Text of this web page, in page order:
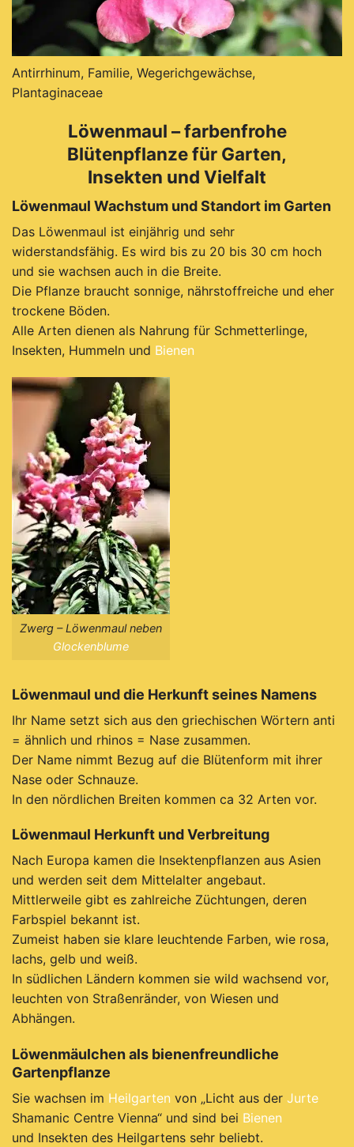
Antirrhinum, Familie, Wegerichgewächse,
Plantaginaceae
Löwenmaul – farbenfrohe
Blütenpflanze für Garten,
Insekten und Vielfalt
Löwenmaul Wachstum und Standort im Garten
Das Löwenmaul ist einjährig und sehr
widerstandsfähig. Es wird bis zu 20 bis 30 cm hoch
und sie wachsen auch in die Breite.
Die Pflanze braucht sonnige, nährstoffreiche und eher
trockene Böden.
Alle Arten dienen als Nahrung für Schmetterlinge,
Insekten, Hummeln und Bienen
Zwerg – Löwenmaul neben
Glockenblume
Löwenmaul und die Herkunft seines Namens
Ihr Name setzt sich aus den griechischen Wörtern anti
= ähnlich und rhinos = Nase zusammen.
Der Name nimmt Bezug auf die Blütenform mit ihrer
Nase oder Schnauze.
In den nördlichen Breiten kommen ca 32 Arten vor.
Löwenmaul Herkunft und Verbreitung
Nach Europa kamen die Insektenpflanzen aus Asien
und werden seit dem Mittelalter angebaut.
Mittlerweile gibt es zahlreiche Züchtungen, deren
Farbspiel bekannt ist.
Zumeist haben sie klare leuchtende Farben, wie rosa,
lachs, gelb und weiß.
In südlichen Ländern kommen sie wild wachsend vor,
leuchten von Straßenränder, von Wiesen und
Abhängen.
Löwenmäulchen als bienenfreundliche
Gartenpflanze
Sie wachsen im Heilgarten von „Licht aus der Jurte
Shamanic Centre Vienna“ und sind bei Bienen
und Insekten des Heilgartens sehr beliebt.